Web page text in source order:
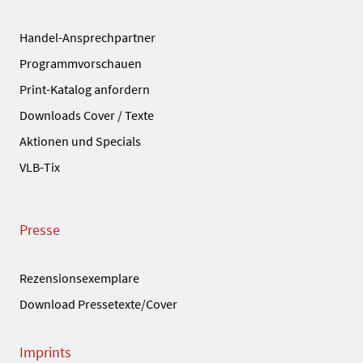
Handel-Ansprechpartner
Programmvorschauen
Print-Katalog anfordern
Downloads Cover / Texte
Aktionen und Specials
VLB-Tix
Presse
Rezensionsexemplare
Download Pressetexte/Cover
Imprints